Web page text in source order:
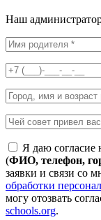
Наш
Я даю согласие
(ФИО, телефон,
заявки и связи со
обработки
могу отозвать
schools.org.